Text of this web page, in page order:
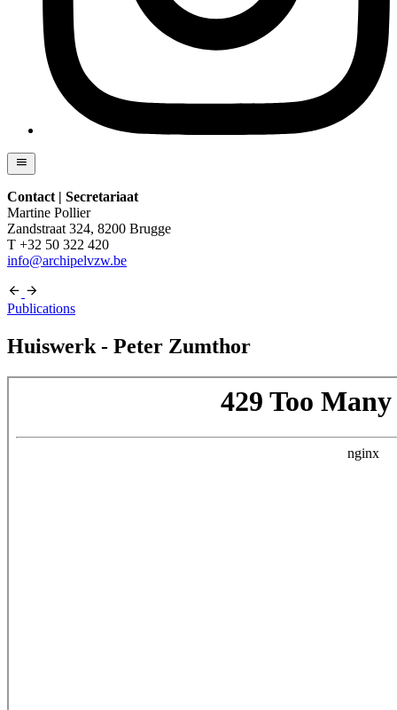
Contact | Secretariaat
Martine Pollier
Zandstraat 324, 8200 Brugge
T +32 50 322 420
info@archipelvzw.be
Publications
Huiswerk - Peter Zumthor